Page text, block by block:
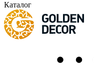
Каталог